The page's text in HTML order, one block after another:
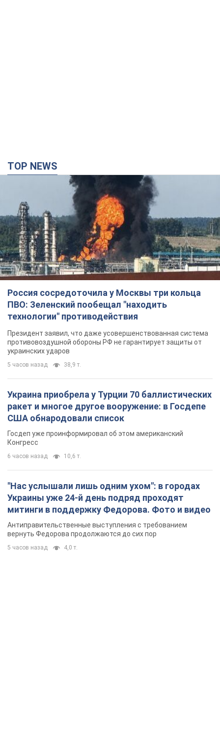
TOP NEWS
Россия сосредоточила у Москвы три кольца
ПВО: Зеленский пообещал "находить
технологии" противодействия
Президент заявил, что даже усовершенствованная система
противовоздушной обороны РФ не гарантирует защиты от
украинских ударов
5 часов назад 38,9 т.
Украина приобрела у Турции 70 баллистических
ракет и многое другое вооружение: в Госдепе
США обнародовали список
Госдеп уже проинформировал об этом американский
Конгресс
6 часов назад 10,6 т.
"Нас услышали лишь одним ухом": в городах
Украины уже 24-й день подряд проходят
митинги в поддержку Федорова. Фото и видео
Антиправительственные выступления с требованием
вернуть Федорова продолжаются до сих пор
5 часов назад 4,0 т.